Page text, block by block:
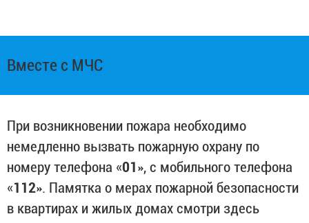
Вместе с МЧС
При возникновении пожара необходимо
немедленно вызвать пожарную охрану по
номеру телефона «01», с мобильного телефона
«112». Памятка о мерах пожарной безопасности
в квартирах и жилых домах смотри здесь